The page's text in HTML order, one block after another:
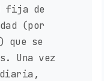
fija de
(por
que se
Una vez
diaria,